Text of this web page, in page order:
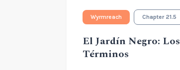
Wyrmreach Chapter 21.5
El Jardín Negro: Los
Términos